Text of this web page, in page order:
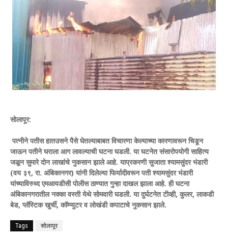
सोलापूर:
पत्नीने पतीस हातउसने पैसे घेतल्याबाबत विचारणा केल्याच्या कारणावरून चिडून
जाऊन पतीने घराला आग लावल्याची घटना घडली. या घटनेत संसारोपयोगी साहित्य
जळून सुमारे दोन लाखांचे नुकसान झाले आहे. याप्रकरणी सुजाता श्यामसुंदर भंडारी
(वय ३९, रा. अंबिकानगर) यांनी दिलेल्या फिर्यादीवरून पती श्यामसुंदर भंडारी
यांच्याविरुध्द एमआयडीसी पोलीस ठाण्यात गुन्हा दाखल झाला आहे. ही घटना
अंबिकानगरातील नक्का वस्ती येथे सोमवारी घडली. या दुर्घटनेत टीव्ही, कुलर, लाकडी
बेड, प्लॅस्टिक खुर्ची, कॉम्प्युटर व लोखंडी कपाटाचे नुकसान झाले.
Tags सोलापूर